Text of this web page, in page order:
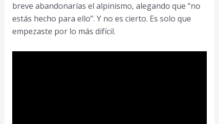
breve abandonarías el alpinismo, alegando que “no
estás hecho para ello”. Y no es cierto. Es solo que
empezaste por lo más difícil.